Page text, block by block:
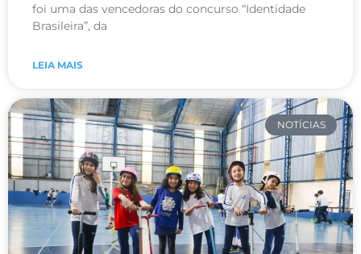
foi uma das vencedoras do concurso “Identidade
Brasileira”, da
LEIA MAIS
NOTÍCIAS